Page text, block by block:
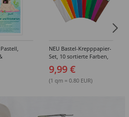
10 +
cm,
NEU Bastel-Krepppapier-
Set, 10 sortierte Farben,
je 50x250cm
9,99 €
(1 qm = 0.80 EUR)